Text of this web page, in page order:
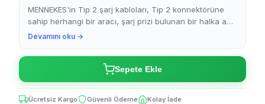
MENNEKES'in Tip 2 şarj kabloları, Tip 2 konnektörüne
sahip herhangi bir aracı, şarj prizi bulunan bir halka açık
şarj istasyonuna veya Wallbox şarj istasyonuna ...
Devamını oku →
Sepete Ekle
Ücretsiz Kargo Güvenli Ödeme Kolay İade